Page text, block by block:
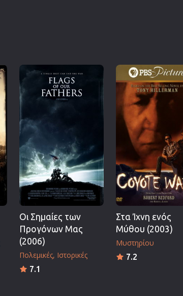
Οι Σημαίες των
Προγόνων Μας
(2006)
Πολεμικές Ιστορικές
7.1
Στα Ίχνη ενός
Μύθου (2003)
Μυστηρίου
7.2